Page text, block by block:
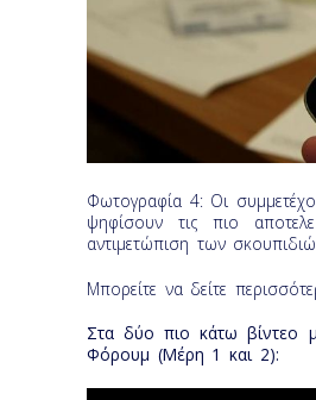
Φωτογραφία 4: Οι
ψηφίσουν τις πιο
αντιμετώπιση των
Μπορείτε να δείτε
Στα δύο πιο κάτω βίντεο
Φόρουμ (Μέρη 1 και 2):